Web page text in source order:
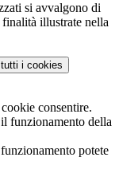
si avvalgono di
illustrate nella
i cookies
consentire.
funzionamento della
potete